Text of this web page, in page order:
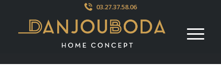
03.27.37.58.06